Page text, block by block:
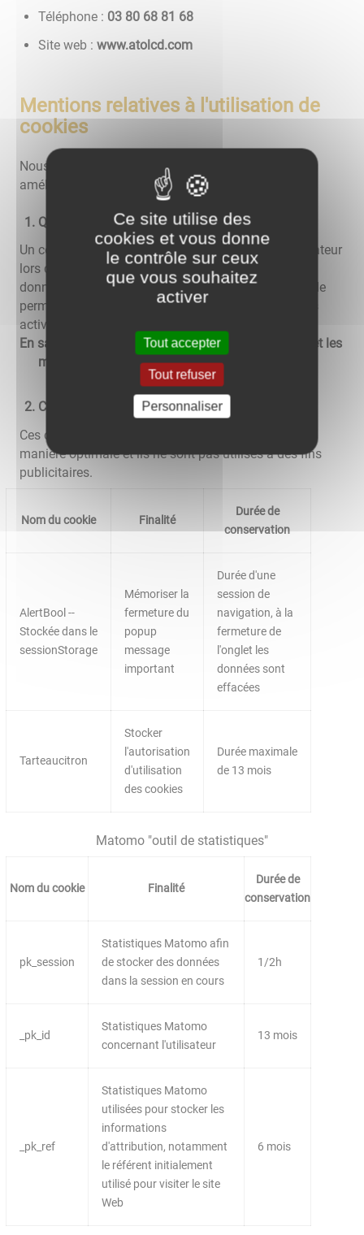
Téléphone : 86 18 86 08 30
Site web : www.atolcd.com
Mentions relatives à l'utilisation de
cookies
Nous utilisons différents cookies sur le site pour
améliorer l'interactivité du site.
Qu'est-ce qu'un "cookie" ?
Un cookie est un fichier texte déposé sur votre ordinateur
lors de la visite d'un site. Il permet de conserver des
données utilisateur afin de faciliter la navigation et de
permettre certaines fonctionnalités. Vous pouvez les
activer ou les désactiver.
En savoir plus sur les cookies, leur fonctionnement et les
moyens de s'y opposer
Cookies nécessaires au site pour fonctionner
Ces cookies permettent au site de fonctionner de
manière optimale et ils ne sont pas utilisés à des fins
publicitaires.
Nom du cookie Finalité
Durée de
conservation
AlertBool --
Stockée dans le
sessionStorage
Mémoriser la
fermeture du
popup
message
important
Durée d'une
session de
navigation, à la
fermeture de
l'onglet les
données sont
effacées
Tarteaucitron
Stocker
l'autorisation
d'utilisation
des cookies
Durée maximale
de 13 mois
Matomo "outil de statistiques"
Nom du cookie Finalité
Durée de
conservation
pk_session
Statistiques Matomo afin
de stocker des données
dans la session en cours
1/2h
_pk_id
Statistiques Matomo
concernant l'utilisateur
13 mois
_pk_ref
Statistiques Matomo
utilisées pour stocker les
informations
d'attribution, notamment
le référent initialement
utilisé pour visiter le site
Web
6 mois
Ce site utilise des
cookies et vous donne
le contrôle sur ceux
que vous souhaitez
activer
Tout accepter
Tout refuser
Personnaliser